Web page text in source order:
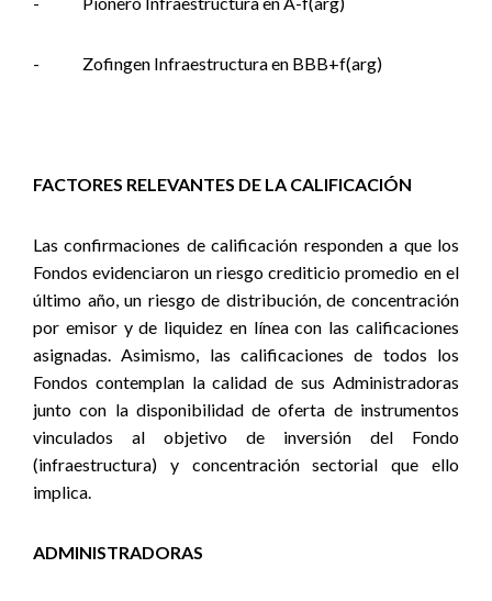
- Zofingen Infraestructura en BBB+f(arg)
FACTORES RELEVANTES DE LA CALIFICACIÓN
Las confirmaciones de calificación responden a que los
Fondos evidenciaron un riesgo crediticio promedio en el
último año, un riesgo de distribución, de concentración
por emisor y de liquidez en línea con las calificaciones
asignadas. Asimismo, las calificaciones de todos los
Fondos contemplan la calidad de sus Administradoras
junto con la disponibilidad de oferta de instrumentos
vinculados al objetivo de inversión del Fondo
(infraestructura) y concentración sectorial que ello
implica.
ADMINISTRADORAS